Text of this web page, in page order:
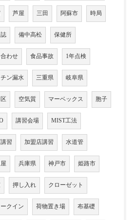
芦屋 三田 阿蘇市 時局
備中高松 保健所
わせ 食品事故 1年点検
ン漏水 三重県 岐阜県
空気質 マーベックス 胞子
講習会場 MIST工法
習 加盟店講習 水道管
兵庫県 神戸市 姫路市
押し入れ クローゼット
クイン 荷物置き場 布基礎